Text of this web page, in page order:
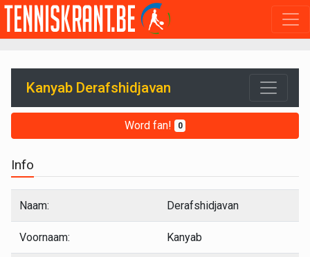
Kanyab Derafshidjavan
Word fan! 0
Info
Naam: Derafshidjavan
Voornaam: Kanyab